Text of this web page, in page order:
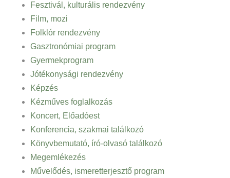
Fesztivál, kulturális rendezvény
Film, mozi
Folklór rendezvény
Gasztronómiai program
Gyermekprogram
Jótékonysági rendezvény
Képzés
Kézműves foglalkozás
Koncert, Előadóest
Konferencia, szakmai találkozó
Könyvbemutató, író-olvasó találkozó
Megemlékezés
Művelődés, ismeretterjesztő program